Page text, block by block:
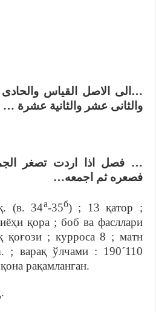
…الى الاصل القياس
والثانى عشر والثانية عشرة …
… فصل اذا اردت تصغر
فصعره ثم اجمعه…
(в. 34а-35б) ; 13 қатор ;
қора ; боб ва фасллари
қоғози ; курроса 8 ; матн
; варақ ўлчами : 190´110
рақамланган.